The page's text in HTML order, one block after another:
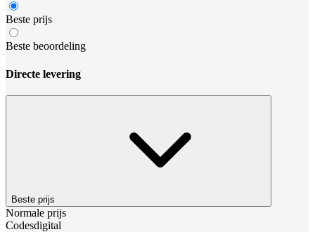
Beste prijs
Beste beoordeling
Directe levering
Beste prijs
Normale prijs
Codesdigital